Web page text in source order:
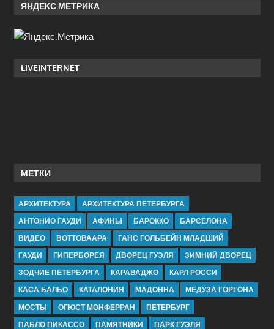
ЯНДЕКС.МЕТРИКА
LIVEINTERNET
МЕТКИ
АРХИТЕКТУРА
АРХИТЕКТУРА ПЕТЕРБУРГА
АНТОНИО ГАУДИ
АФИНЫ БАРОККО
БАРСЕЛОНА
ВИДЕО
ВОТТОВААРА
ГАНС ГОЛЬБЕЙН МЛАДШИЙ
ГАУДИ
ГИПЕРБОРЕЯ ДВОРЕЦ ГУЭЛЯ
ЗИМНИЙ ДВОРЕЦ
ЗОДЧИЕ ПЕТЕРБУРГА
КАРАВАДЖО
КАРЛ РОССИ
КАСА БАЛЬО
КАТАЛОНИЯ МАДОННА
МЕДУЗА ГОРГОНА
МОСТЫ
ОГЮСТ МОНФЕРРАН
ПЕТЕРБУРГ
ПАБЛО ПИКАССО
ПАМЯТНИКИ ПАРК ГУЭЛЯ